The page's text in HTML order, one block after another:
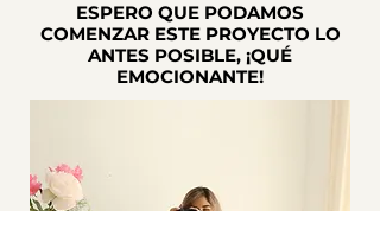
ESPERO QUE PODAMOS
COMENZAR ESTE PROYECTO LO
ANTES POSIBLE, ¡QUÉ
EMOCIONANTE!